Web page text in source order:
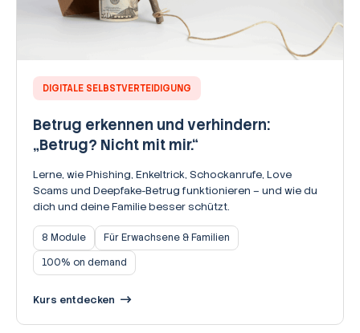
DIGITALE SELBSTVERTEIDIGUNG
Betrug erkennen und verhindern:
„Betrug? Nicht mit mir.“
Lerne, wie Phishing, Enkeltrick, Schockanrufe, Love
Scams und Deepfake-Betrug funktionieren – und wie du
dich und deine Familie besser schützt.
8 Module
Für Erwachsene & Familien
100% on demand
Kurs entdecken